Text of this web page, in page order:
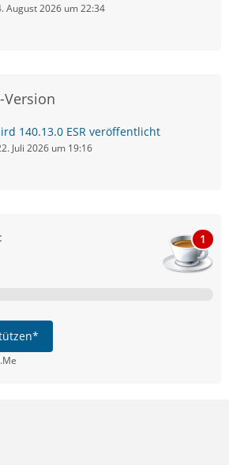
August 2026 um 22:34
Version
140.13.0 ESR veröffentlicht
Juli 2026 um 19:16
1